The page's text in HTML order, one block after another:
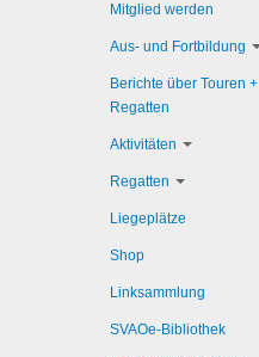
Mitglied werden
Aus- und Fortbildung
Berichte über Touren +
Regatten
Aktivitäten
Regatten
Liegeplätze
Shop
Linksammlung
SVAOe-Bibliothek